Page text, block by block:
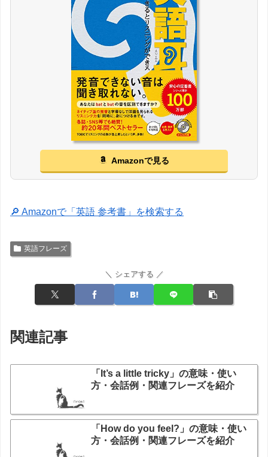
Amazonで見る
🔎 Amazonで「英語 参考書」を検索する
英語フレーズ
＼ シェアする ／
関連記事
「It’s a little tricky」の意味・使い
方・会話例・関連フレーズを紹介
「How do you feel?」の意味・使い
方・会話例・関連フレーズを紹介